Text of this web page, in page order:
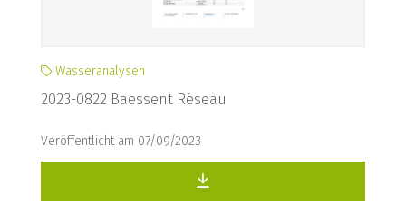
Wasseranalysen
2023-0822 Baessent Réseau
Veröffentlicht am 07/09/2023